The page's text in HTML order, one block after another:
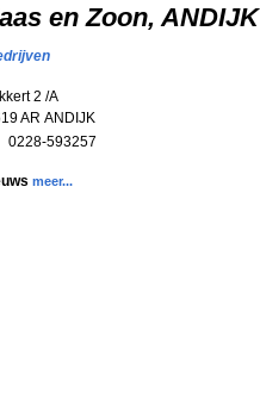
en Zoon, ANDIJK
2 /A
AR ANDIJK
0228-593257
meer...